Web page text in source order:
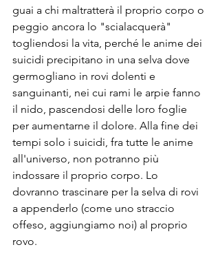
guai a chi maltratterà il proprio corpo o
peggio ancora lo "scialacquerà"
togliendosi la vita, perché le anime dei
suicidi precipitano in una selva dove
germogliano in rovi dolenti e
sanguinanti, nei cui rami le arpie fanno
il nido, pascendosi delle loro foglie
per aumentarne il dolore. Alla fine dei
tempi solo i suicidi, fra tutte le anime
all'universo, non potranno più
indossare il proprio corpo. Lo
dovranno trascinare per la selva di rovi
a appenderlo (come uno straccio
offeso, aggiungiamo noi) al proprio
rovo.